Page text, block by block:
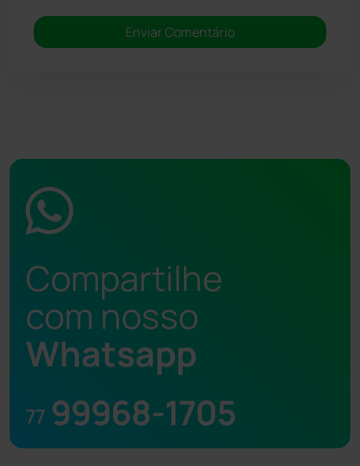
Compartilhe
com nosso
Whatsapp
77 99968-1705